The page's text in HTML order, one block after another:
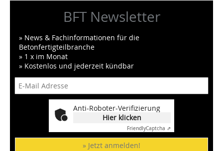
BFT Newsletter
» News & Fachinformationen für die
Betonfertigteilbranche
» 1 x im Monat
» Kostenlos und jederzeit kündbar
Anti-Roboter-Verifizierung
Hier klicken
FriendlyCaptcha ⇗
» Jetzt anmelden!